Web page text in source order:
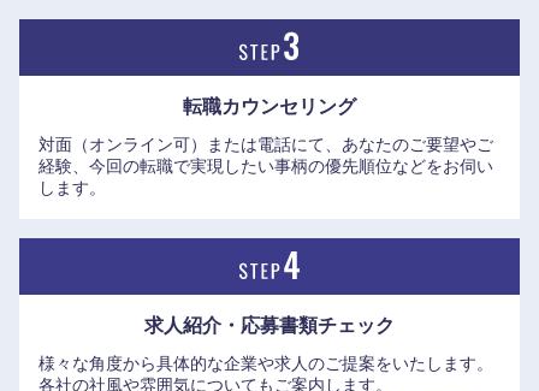
い描写力と処理性能、臨場感あふれる映像表現などにこだわ
り、高性能なゲームを生み出している。
転職カウンセリング
対面（オンライン可）または電話にて、あなたのご要望やご
経験、今回の転職で実現したい事柄の優先順位などをお伺い
します。
求人紹介・応募書類チェック
様々な角度から具体的な企業や求人のご提案をいたします。
各社の社風や雰囲気についてもご案内します。